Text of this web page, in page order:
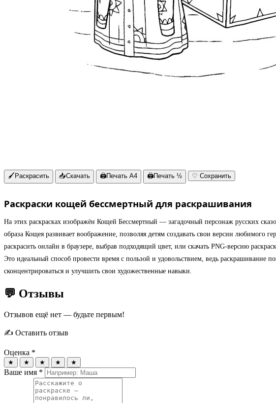
🖌 Раскрасить 📥Скачать 🖨Печать A4 🖨Печать ½ ♡ Сохранить
Раскраски кощей бессмертный для раскрашивания
На этих раскрасках изображён Кощей Бессмертный — загадочный персонаж русских
образа Кощея развивает воображение, позволяя детям создавать свои версии любимого
раскрасить онлайн в браузере, выбрав подходящий цвет, или скачать PNG-версию
Это идеальный способ провести время с пользой и удовольствием, ведь раскрашивание
сконцентрироваться и улучшить свои художественные навыки.
💬 Отзывы
Отзывов ещё нет — будьте первым!
✍️ Оставить отзыв
Оценка *
★ ★ ★ ★ ★
Ваше имя *